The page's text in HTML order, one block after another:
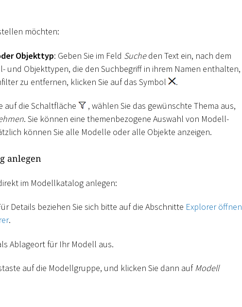
möchten:
Objekttyp: Geben Sie im Feld Sucheden Text ein, nach dem
und Objekttypen, die den Suchbegriff in ihrem Namen enthalten,
zu entfernen, klicken Sie auf das Symbol
.
auf die Schaltfläche
, wählen Sie das gewünschte Thema aus,
. Sie können eine themenbezogene Auswahl von Modell-
können Sie alle Modelle oder alle Objekte anzeigen.
anlegen
im Modellkatalog anlegen:
Details beziehen Sie sich bitte auf die Abschnitte Explorer öffnen
.
Ablageort für Ihr Modell aus.
auf die Modellgruppe, und klicken Sie dann aufModell